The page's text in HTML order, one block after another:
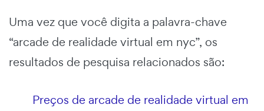
Uma vez que você digita a palavra-chave
“arcade de realidade virtual em nyc”, os
resultados de pesquisa relacionados são:
Preços de arcade de realidade virtual em